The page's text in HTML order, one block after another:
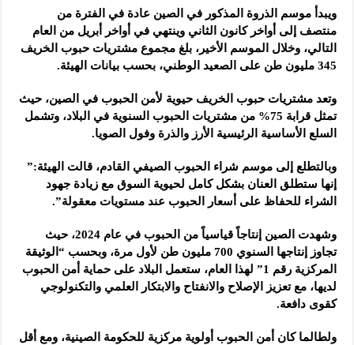
ويبدأ موسم الذروة المذكور في الصين عادة في الفترة من
منتصف إلى أواخر كانون الثاني وينتهي في أواخر أبريل من العام
التالي، وخلال الموسم الأخير، بلغ مجموع مشتريات حبوب الخريف
345 مليون طن على الصعيد الوطني، بحسب بيانات الهيئة.
وتعد مشتريات حبوب الخريف حيوية لأمن الحبوب في الصين، حيث
تمثل قرابة 75% من مشتريات الحبوب السنوية في البلاد، وتشمل
السلع الأساسية الرئيسية الأرز والذرة وفول الصويا.
وبالتطلع إلى موسم شراء الحبوب الصيفي القادم، قالت الهيئة:”
إنها ستطلق العنان بشكل كامل لحيوية السوق مع زيادة جهود
الشراء للحفاظ على أسعار الحبوب عند مستويات معقولة”.
وشهدت الصين إنتاجاً قياسياً من الحبوب في عام 2024، حيث
تجاوز إنتاجها السنوي 700 مليون طن لأول مرة، وبحسب “الوثيقة
المركزية رقم 1” لهذا العام، ستعمل البلاد على حماية أمن الحبوب
لديها، مع تعزيز الإصلاح والانفتاح والابتكار العلمي والتكنولوجي
كقوى دافعة.
ولطالما كان أمن الحبوب أولوية مركزية للحكومة الصينية، ومع أقل